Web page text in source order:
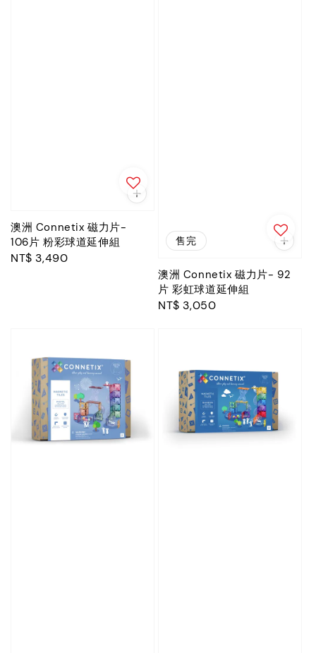
澳洲 Connetix 磁力片-
106片 粉彩球道延伸組
Regular
NT$ 3,490
售完
澳洲 Connetix 磁力片- 92
片 彩虹球道延伸組
Regular
NT$ 3,050